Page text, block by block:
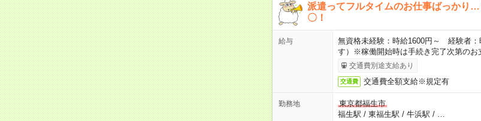
派遣ってフルタイムのお仕事ばっかり
〇！
給与
無資格未経験：時給1600円～ 経験者
す）※稼働開始時は手続き完了次第のお
交通費別途支給あり
交通費 交通費全額支給※規定有
勤務地
東京都福生市
福生駅 / 東福生駅 / 牛浜駅 /